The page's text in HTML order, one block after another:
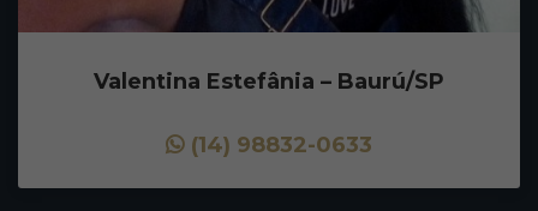
Valentina Estefânia – Baurú/SP
(14) 98832-0633